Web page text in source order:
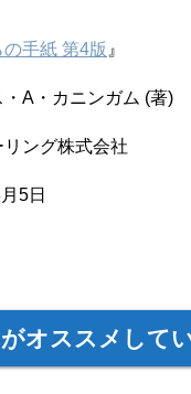
手紙 第4版 』
A・カニンガム (著)
ング株式会社
5日
オススメして